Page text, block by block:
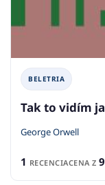
BELETRIA
Tak to vidím ja
George Orwell
1 RECENCIACENA Z 9